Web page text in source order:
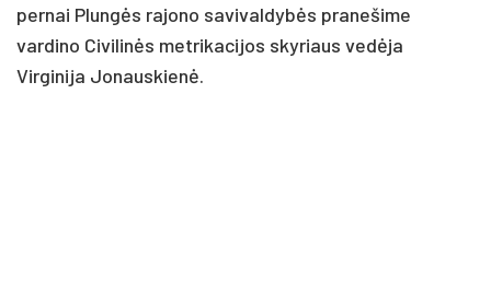
pernai Plungės rajono savivaldybės pranešime
vardino Civilinės metrikacijos skyriaus vedėja
Virginija Jonauskienė.